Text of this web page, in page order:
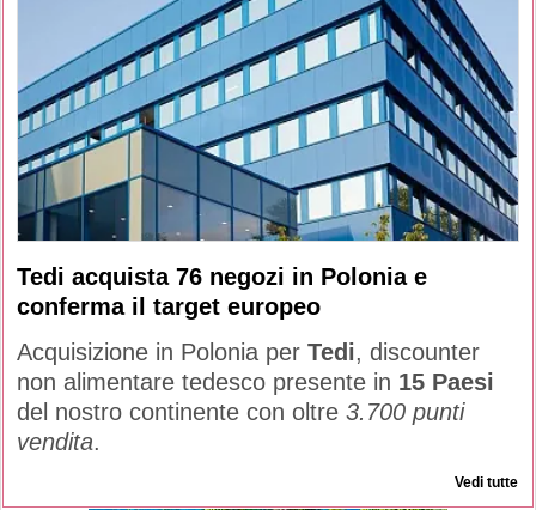
Tedi acquista 76 negozi in Polonia e
conferma il target europeo
Acquisizione in Polonia per Tedi, discounter
non alimentare tedesco presente in 15 Paesi
del nostro continente con oltre 3.700 punti
vendita.
Vedi tutte